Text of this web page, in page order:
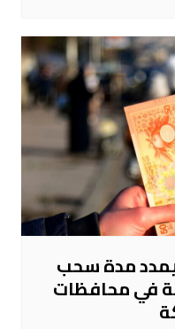
مدة سحب
في محافظات